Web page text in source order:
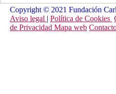
Copyright © 2021 Fundación
Aviso legal | Política de Cookies
de Privacidad Mapa web